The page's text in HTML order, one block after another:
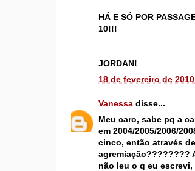
HÁ E SÓ POR
10!!!
JORDAN!
18 de fevereiro de
Vanessa disse...
Meu caro, sabe pq a
em 2004/2005/2006/
cinco, então através
agremiação????????
não leu o q eu